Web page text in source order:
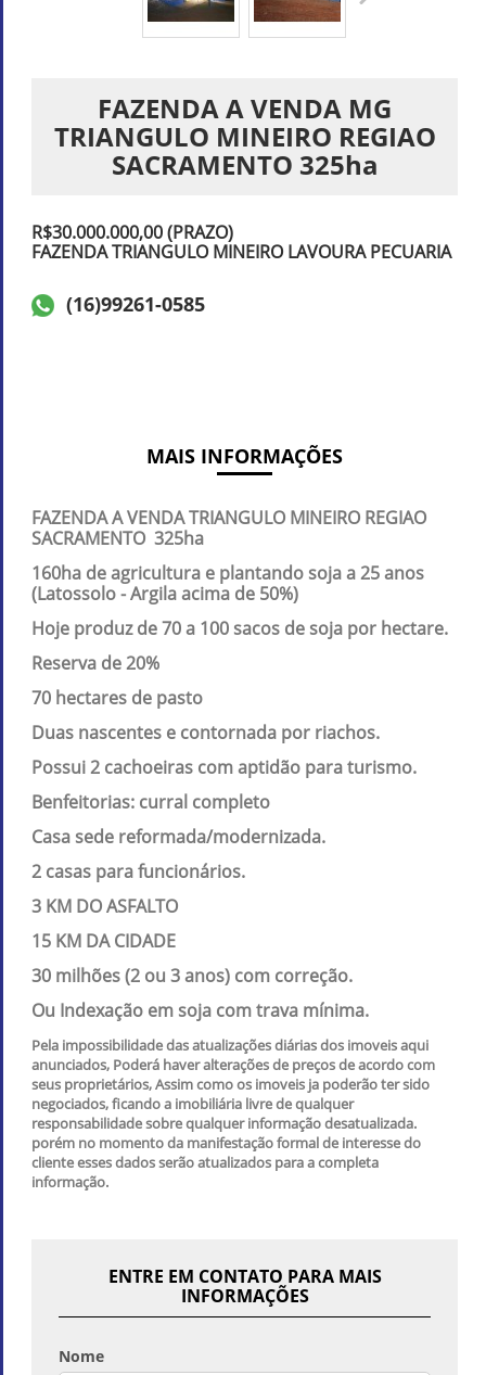
FAZENDA A VENDA MG
TRIANGULO MINEIRO REGIAO
SACRAMENTO 325ha
R$30.000.000,00 (PRAZO)
FAZENDA TRIANGULO MINEIRO LAVOURA PECUARIA
(16)99261-0585
MAIS INFORMAÇÕES
FAZENDA A VENDA TRIANGULO MINEIRO REGIAO
SACRAMENTO 325ha
160ha de agricultura e plantando soja a 25 anos
(Latossolo - Argila acima de 50%)
Hoje produz de 70 a 100 sacos de soja por hectare.
Reserva de 20%
70 hectares de pasto
Duas nascentes e contornada por riachos.
Possui 2 cachoeiras com aptidão para turismo.
Benfeitorias: curral completo
Casa sede reformada/modernizada.
2 casas para funcionários.
3 KM DO ASFALTO
15 KM DA CIDADE
30 milhões (2 ou 3 anos) com correção.
Ou Indexação em soja com trava mínima.
Pela impossibilidade das atualizações diárias dos imoveis aqui
anunciados, Poderá haver alterações de preços de acordo com
seus proprietários, Assim como os imoveis ja poderão ter sido
negociados, ficando a imobiliária livre de qualquer
responsabilidade sobre qualquer informação desatualizada.
porém no momento da manifestação formal de interesse do
cliente esses dados serão atualizados para a completa
informação.
ENTRE EM CONTATO PARA MAIS
INFORMAÇÕES
Nome